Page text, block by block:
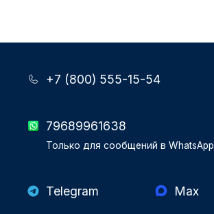
+7 (800) 555-15-54
79689961638
Только для сообщений в WhatsApp
Telegram Max